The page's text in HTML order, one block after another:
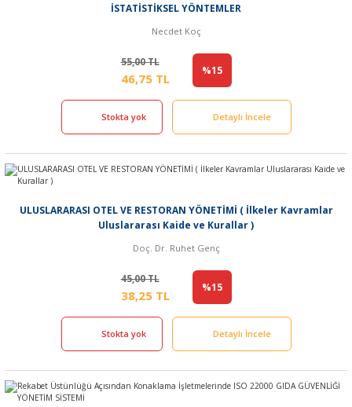
İSTATİSTİKSEL YÖNTEMLER
Necdet Koç
55,00 TL
46,75 TL
%15
Stokta yok Detaylı İncele
ULUSLARARASI OTEL VE RESTORAN YÖNETİMİ ( İlkeler Kavramlar
Uluslararası Kaide ve Kurallar )
Doç. Dr. Ruhet Genç
45,00 TL
38,25 TL
%15
Stokta yok Detaylı İncele